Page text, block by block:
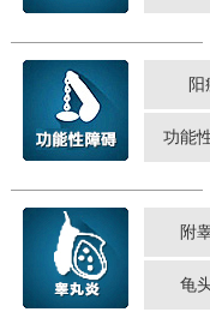
阳
功能
附
龟